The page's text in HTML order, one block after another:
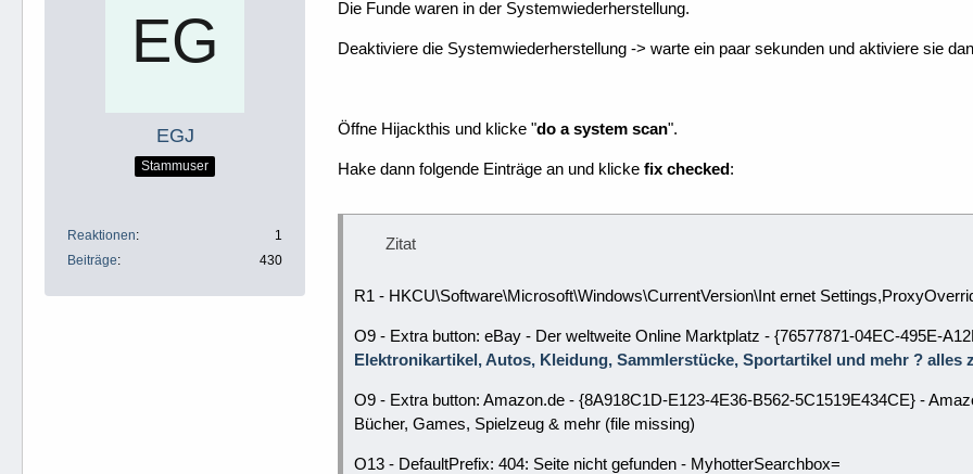
EGJ
Stammuser
Reaktionen
1
Beiträge
430
Die Funde waren in der Systemwiederherstellung.
Deaktiviere die Systemwiederherstellung -> warte ein paar sekunden und aktiviere sie
Öffne Hijackthis und klicke "do a system scan".
Hake dann folgende Einträge an und klicke fix checked:
Zitat
R1 - HKCU\Software\Microsoft\Windows\CurrentVersion\Int ernet
O9 - Extra button: eBay - Der weltweite Online Marktplatz - {76577871-04EC-495E-
Elektronikartikel, Autos, Kleidung, Sammlerstücke, Sportartikel und mehr ? alles
O9 - Extra button: Amazon.de - {8A918C1D-E123-4E36-B562-5C1519E434CE} -
Bücher, Games, Spielzeug & mehr (file missing)
O13 - DefaultPrefix: 404: Seite nicht gefunden - MyhotterSearchbox=